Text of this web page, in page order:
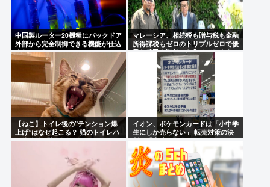
中国製ルーター20機種にバックドア
外部から完全制御できる機能が仕込
まれていた
マレーシア、相続税も贈与税も金融
所得課税もゼロのトリプルゼロで優
秀な移民を海外から集めてしまう…
【ねこ】トイレ後の”テンション爆
上げ”はなぜ起こる？ 猫のトイレハ
イ体験談&獣医師解説
イオン、ポケモンカードは「小中学
生にしか売らない」 転売対策の決
断が「素晴らしい」